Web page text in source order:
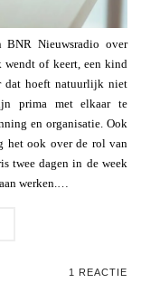
Nieuwsradio over
wendt of keert, een kind
dat hoeft natuurlijk niet
prima met elkaar te
en organisatie. Ook
het ook over de rol van
twee dagen in de week
werken.…
1 REACTIE